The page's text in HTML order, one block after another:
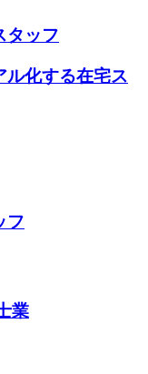
タッフ
ル化する在宅ス
フ
業